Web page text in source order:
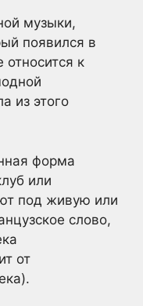
музыки,
появился в
к
из этого
форма
или
под живую или
слово,
от